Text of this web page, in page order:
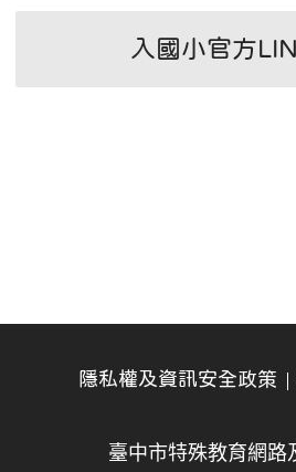
入國小官方
隱私權及資訊安全政策
臺中市特殊教育網路